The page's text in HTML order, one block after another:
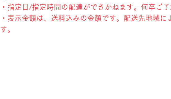
・指定日/指定時間の配達ができかねます。何卒ご了
・表示金額は、送料込みの金額です。配送先地域に
す。